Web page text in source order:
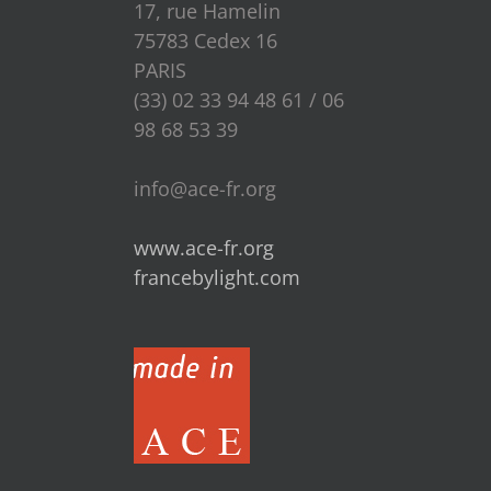
17, rue Hamelin
75783 Cedex 16
PARIS
(33) 02 33 94 48 61 / 06
98 68 53 39
info@ace-fr.org
www.ace-fr.org
francebylight.com